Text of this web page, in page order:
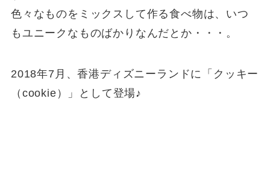
色々なものをミックスして作る食べ物は、いつ
もユニークなものばかりなんだとか・・・。
2018年7月、香港ディズニーランドに「クッキー
（cookie）」として登場♪